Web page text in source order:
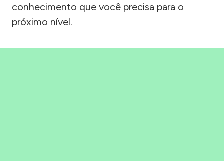
conhecimento que você precisa para o
próximo nível.